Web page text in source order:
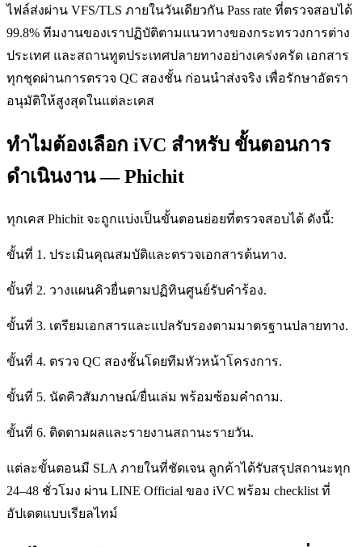
ไฟล์ส่งผ่าน VFS/TLS ภายในวันเดียวกัน Pass rate ที่ตรวจสอบได้
99.8% ทีมงานของเราปฏิบัติตามแนวทางของกระทรวงการต่าง
ประเทศ และสถานทูตประเทศปลายทางอย่างเคร่งครัด เอกสาร
ทุกชุดผ่านการตรวจ QC สองชั้น ก่อนนำส่งจริง เพื่อรักษาอัตรา
อนุมัติให้สูงสุดในแต่ละเคส
ทำไมต้องเลือก iVC สำหรับ ขั้นตอนการ
ดำเนินงาน — Phichit
ทุกเคส Phichit จะถูกแบ่งเป็นขั้นตอนย่อยที่ตรวจสอบได้ ดังนี้:
ขั้นที่ 1. ประเมินคุณสมบัติและตรวจเอกสารต้นทาง.
ขั้นที่ 2. วางแผนคิวยื่นตามปฏิทินศูนย์รับคำร้อง.
ขั้นที่ 3. เตรียมเอกสารและแปลรับรองตามมาตรฐานปลายทาง.
ขั้นที่ 4. ตรวจ QC สองชั้นโดยทีมหัวหน้าโครงการ.
ขั้นที่ 5. นัดคิวสัมภาษณ์/ยื่นเล่ม พร้อมซ้อมคำถาม.
ขั้นที่ 6. ติดตามผลและรายงานสถานะรายวัน.
แต่ละขั้นตอนมี SLA ภายในที่ชัดเจน ลูกค้าได้รับสรุปสถานะทุก
24–48 ชั่วโมง ผ่าน LINE Official ของ iVC พร้อม checklist ที่
อัปเดตแบบเรียลไทม์